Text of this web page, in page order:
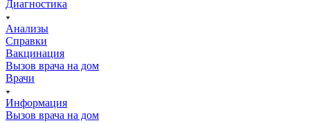
Диагностика
Анализы
Справки
Вакцинация
Вызов врача на дом
Врачи
Информация
Вызов врача на дом